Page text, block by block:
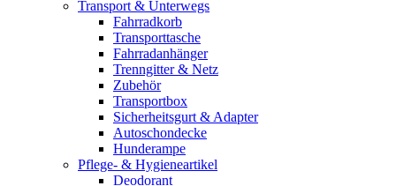
Transport & Unterwegs
Fahrradkorb
Transporttasche
Fahrradanhänger
Trenngitter & Netz
Zubehör
Transportbox
Sicherheitsgurt & Adapter
Autoschondecke
Hunderampe
Pflege- & Hygieneartikel
Deodorant